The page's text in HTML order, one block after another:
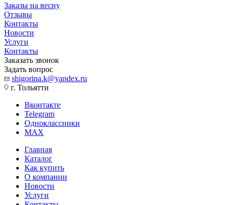
Заказы на весну
Отзывы
Контакты
Новости
Услуги
Контакты
Заказать звонок
Задать вопрос
shigorina.k@yandex.ru
г. Тольятти
Вконтакте
Telegram
Одноклассники
MAX
Главная
Каталог
Как купить
О компании
Новости
Услуги